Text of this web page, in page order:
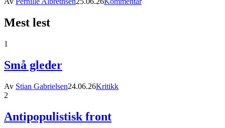
Mest lest
1
Små gleder
Av Stian Gabrielsen24.06.26Kritikk
2
Antipopulistisk front